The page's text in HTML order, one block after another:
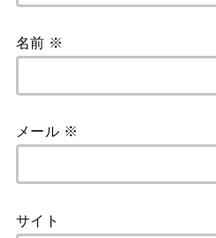
名前 ※
メール ※
サイト